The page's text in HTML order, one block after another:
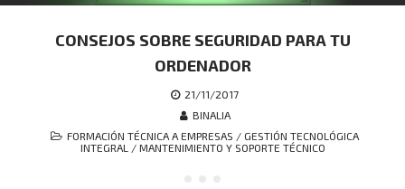
CONSEJOS SOBRE SEGURIDAD PARA TU
ORDENADOR
21/11/2017
BINALIA
FORMACIÓN TÉCNICA A EMPRESAS / GESTIÓN TECNOLÓGICA
INTEGRAL / MANTENIMIENTO Y SOPORTE TÉCNICO